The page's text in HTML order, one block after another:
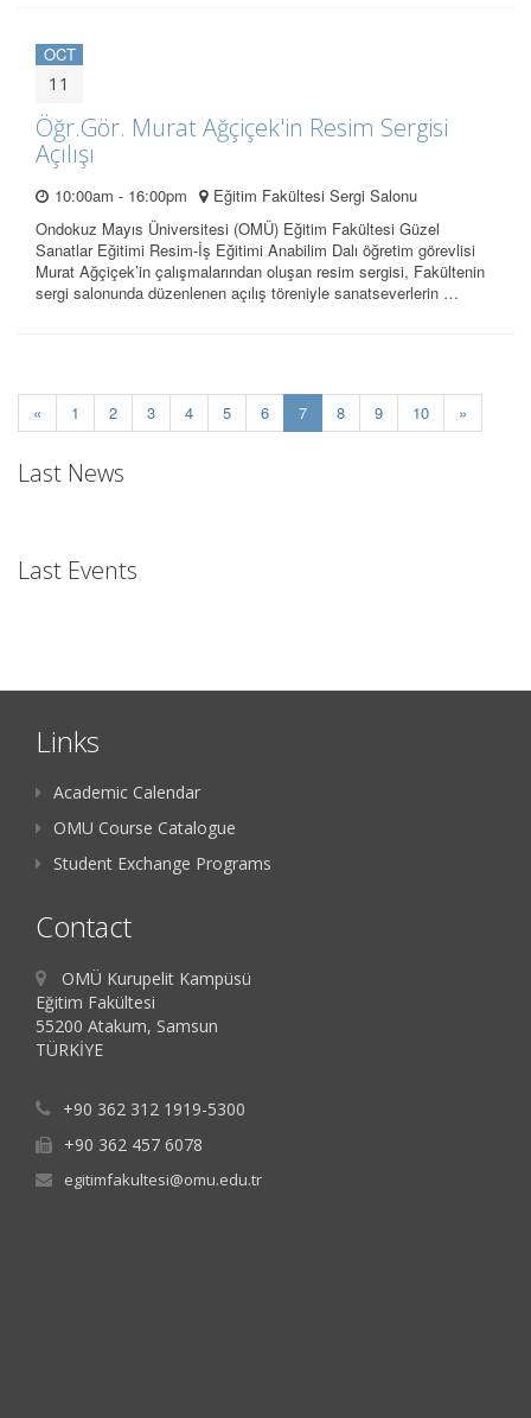
OCT
11
Öğr.Gör. Murat Ağçiçek'in Resim Sergisi
Açılışı
10:00am - 16:00pm
Eğitim Fakültesi Sergi Salonu
Ondokuz Mayıs Üniversitesi (OMÜ) Eğitim Fakültesi Güzel
Sanatlar Eğitimi Resim-İş Eğitimi Anabilim Dalı öğretim görevlisi
Murat Ağçiçek’in çalışmalarından oluşan resim sergisi, Fakültenin
sergi salonunda düzenlenen açılış töreniyle sanatseverlerin …
« 1 2 3 4 5 6 7(current)
8 9 10 »
Last News
Last Events
Links
Academic Calendar
OMU Course Catalogue
Student Exchange Programs
Contact
OMÜ Kurupelit Kampüsü
Eğitim Fakültesi
55200 Atakum, Samsun
TÜRKİYE
+90 362 312 1919-5300
+90 362 457 6078
egitimfakultesi@omu.edu.tr